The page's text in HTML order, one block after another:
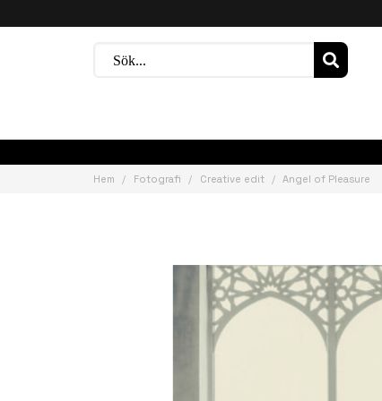
Hem Fotografi Creative edit Angel of Pleasure